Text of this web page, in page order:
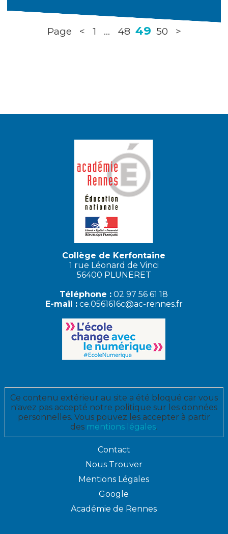
Page < 1 ... 48 49 50 >
Collège de Kerfontaine
1 rue Léonard de Vinci
56400 PLUNERET
Téléphone : 02 97 56 61 18
E-mail : ce.0561616c@ac-rennes.fr
Ce contenu extérieur au site a été bloqué car vous
n'avez pas accepté notre politique sur les données
personnelles. Vous pouvez les accepter à partir
des mentions légales.
Contact
Nous Trouver
Mentions Légales
Google
Académie de Rennes